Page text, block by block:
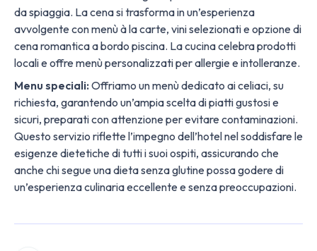
da spiaggia. La cena si trasforma in un’esperienza
avvolgente con menù à la carte, vini selezionati e opzione di
cena romantica a bordo piscina. La cucina celebra prodotti
locali e offre menù personalizzati per allergie e intolleranze.
Menu speciali: Offriamo un menù dedicato ai celiaci, su
richiesta, garantendo un’ampia scelta di piatti gustosi e
sicuri, preparati con attenzione per evitare contaminazioni.
Questo servizio riflette l’impegno dell’hotel nel soddisfare le
esigenze dietetiche di tutti i suoi ospiti, assicurando che
anche chi segue una dieta senza glutine possa godere di
un’esperienza culinaria eccellente e senza preoccupazioni.